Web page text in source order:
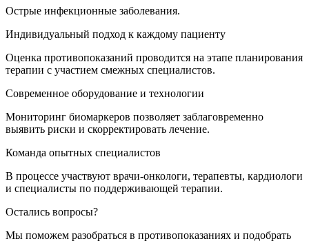
Острые инфекционные заболевания.
Индивидуальный подход к каждому пациенту
Оценка противопоказаний проводится на этапе планирования
терапии с участием смежных специалистов.
Современное оборудование и технологии
Мониторинг биомаркеров позволяет заблаговременно
выявить риски и скорректировать лечение.
Команда опытных специалистов
В процессе участвуют врачи-онкологи, терапевты, кардиологи
и специалисты по поддерживающей терапии.
Остались вопросы?
Мы поможем разобраться в противопоказаниях и подобрать